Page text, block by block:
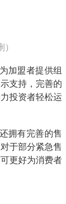
加盟者提供组
支持，完善的
投资者轻松运
拥有完善的售
于部分紧急售
更好为消费者